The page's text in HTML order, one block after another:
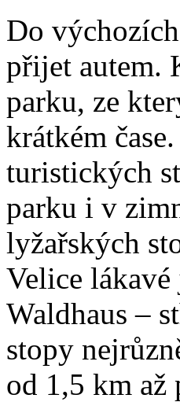
Do
přijet autem.
parku, ze
krátkém
turistických
parku i v
lyžařských
Velice
Waldhaus –
stopy
od 1,5 km až